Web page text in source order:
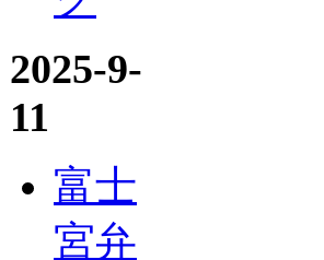
2025-9-
11
富士
宮弁